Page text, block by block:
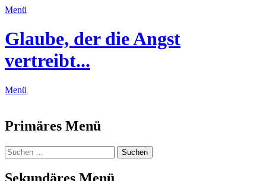
Menü
Glaube, der die Angst
vertreibt...
Menü
Primäres Menü
Zum
Inhalt
springen
Suchen
Suchen
nach:
Sekundäres Menü